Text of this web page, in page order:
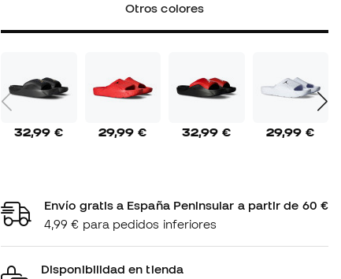
Otros colores
32,99 € 29,99 € 32,99 € 29,99 €
Envío gratis a España Peninsular a partir de 60 €
4,99 € para pedidos inferiores
Disponibilidad en tienda